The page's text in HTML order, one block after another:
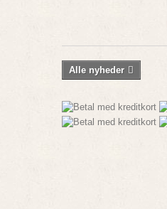
Alle nyheder